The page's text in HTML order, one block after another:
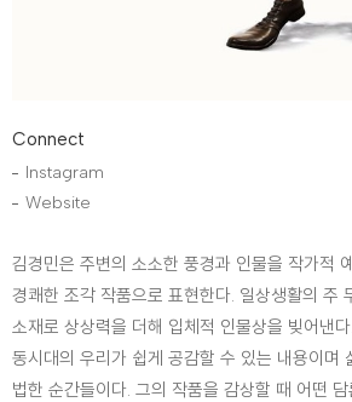
Connect
Instagram
Website
김경민은 주변의 소소한 풍경과 인물을 작가적
경쾌한 조각 작품으로 표현한다. 일상생활의 주
소재로 상상력을 더해 입체적 인물상을 빚어낸
동시대의 우리가 쉽게 공감할 수 있는 내용이며
법한 순간들이다. 그의 작품을 감상할 때 어떤